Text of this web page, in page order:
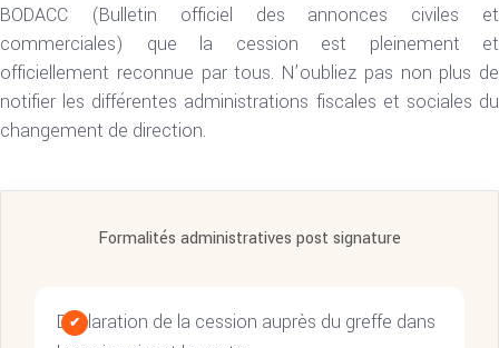
BODACC (Bulletin officiel des annonces civiles et
commerciales) que la cession est pleinement et
officiellement reconnue par tous. N’oubliez pas non plus de
notifier les différentes administrations fiscales et sociales du
changement de direction.
Formalités administratives post signature
Déclaration de la cession auprès du greffe dans